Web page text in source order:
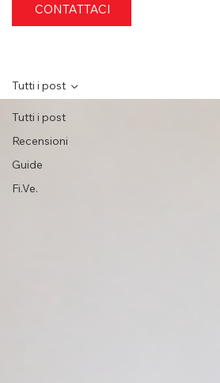
CONTATTACI
Tutti i post
Recensioni
Guide
Fi.Ve.
Tutti i post